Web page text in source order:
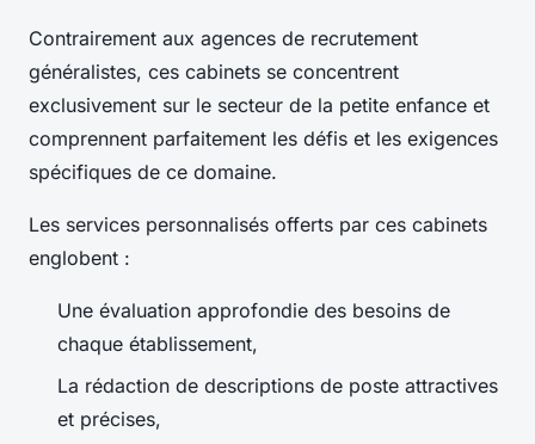
Contrairement aux agences de recrutement
généralistes, ces cabinets se concentrent
exclusivement sur le secteur de la petite enfance et
comprennent parfaitement les défis et les exigences
spécifiques de ce domaine.
Les services personnalisés offerts par ces cabinets
englobent :
Une évaluation approfondie des besoins de
chaque établissement,
La rédaction de descriptions de poste attractives
et précises,